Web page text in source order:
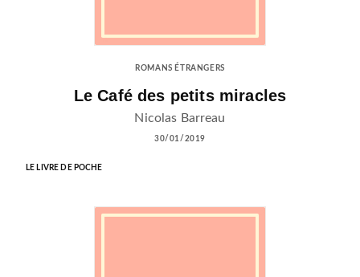
ROMANS ÉTRANGERS
Le Café des petits miracles
Nicolas Barreau
30/01/2019
LE LIVRE DE POCHE